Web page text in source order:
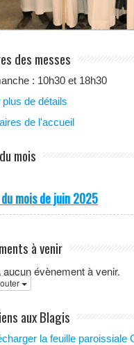
des messes
: 10h30 et 18h30
plus de détails
de l'accueil
mois
mois de juin 2025
à venir
aucun évènement à venir.
aux Blagis
la feuille paroissiale